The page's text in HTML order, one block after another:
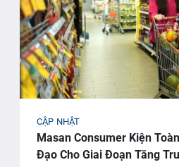
CẬP NHẬT
Masan Consumer Kiện
Đạo Cho Giai Đoạn Tăng